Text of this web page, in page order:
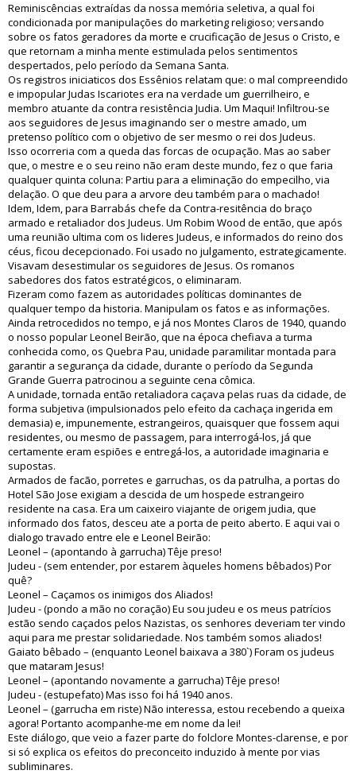
Reminiscências extraídas da nossa memória seletiva, a qual foi
condicionada por manipulações do marketing religioso; versando
sobre os fatos geradores da morte e crucificação de Jesus o Cristo, e
que retornam a minha mente estimulada pelos sentimentos
despertados, pelo período da Semana Santa.
Os registros iniciaticos dos Essênios relatam que: o mal compreendido
e impopular Judas Iscariotes era na verdade um guerrilheiro, e
membro atuante da contra resistência Judia. Um Maqui! Infiltrou-se
aos seguidores de Jesus imaginando ser o mestre amado, um
pretenso político com o objetivo de ser mesmo o rei dos Judeus.
Isso ocorreria com a queda das forcas de ocupação. Mas ao saber
que, o mestre e o seu reino não eram deste mundo, fez o que faria
qualquer quinta coluna: Partiu para a eliminação do empecilho, via
delação. O que deu para a arvore deu também para o machado!
Idem, Idem, para Barrabás chefe da Contra-resitência do braço
armado e retaliador dos Judeus. Um Robim Wood de então, que após
uma reunião ultima com os lideres Judeus, e informados do reino dos
céus, ficou decepcionado. Foi usado no julgamento, estrategicamente.
Visavam desestimular os seguidores de Jesus. Os romanos
sabedores dos fatos estratégicos, o eliminaram.
Fizeram como fazem as autoridades políticas dominantes de
qualquer tempo da historia. Manipulam os fatos e as informações.
Ainda retrocedidos no tempo, e já nos Montes Claros de 1940, quando
o nosso popular Leonel Beirão, que na época chefiava a turma
conhecida como, os Quebra Pau, unidade paramilitar montada para
garantir a segurança da cidade, durante o período da Segunda
Grande Guerra patrocinou a seguinte cena cômica.
A unidade, tornada então retaliadora caçava pelas ruas da cidade, de
forma subjetiva (impulsionados pelo efeito da cachaça ingerida em
demasia) e, impunemente, estrangeiros, quaisquer que fossem aqui
residentes, ou mesmo de passagem, para interrogá-los, já que
certamente eram espiões e entregá-los, a autoridade imaginaria e
supostas.
Armados de facão, porretes e garruchas, os da patrulha, a portas do
Hotel São Jose exigiam a descida de um hospede estrangeiro
residente na casa. Era um caixeiro viajante de origem judia, que
informado dos fatos, desceu ate a porta de peito aberto. E aqui vai o
dialogo travado entre ele e Leonel Beirão:
Leonel – (apontando à garrucha) Têje preso!
Judeu - (sem entender, por estarem àqueles homens bêbados) Por
quê?
Leonel – Caçamos os inimigos dos Aliados!
Judeu - (pondo a mão no coração) Eu sou judeu e os meus patrícios
estão sendo caçados pelos Nazistas, os senhores deveriam ter vindo
aqui para me prestar solidariedade. Nos também somos aliados!
Gaiato bêbado – (enquanto Leonel baixava a 380`) Foram os judeus
que mataram Jesus!
Leonel – (apontando novamente a garrucha) Têje preso!
Judeu - (estupefato) Mas isso foi há 1940 anos.
Leonel – (garrucha em riste) Não interessa, estou recebendo a queixa
agora! Portanto acompanhe-me em nome da lei!
Este diálogo, que veio a fazer parte do folclore Montes-clarense, e por
si só explica os efeitos do preconceito induzido à mente por vias
subliminares.